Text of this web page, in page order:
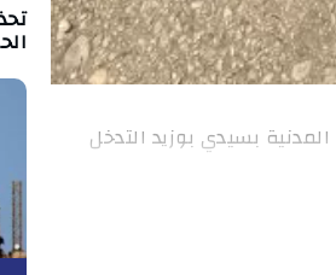
بسيدي بوزيد التدخل